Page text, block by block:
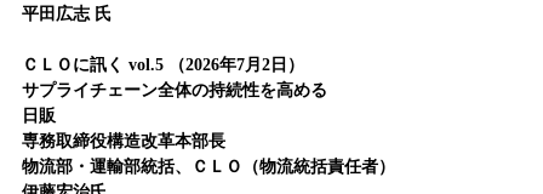
平田広志 氏
ＣＬＯに訊く vol.5 （2026年7月2日）
サプライチェーン全体の持続性を高める
日販
専務取締役構造改革本部長
物流部・運輸部統括、ＣＬＯ（物流統括責任者）